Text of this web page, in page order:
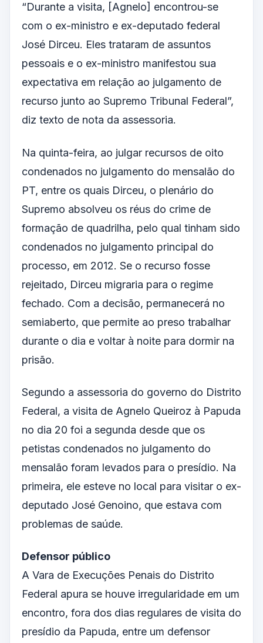
“Durante a visita, [Agnelo] encontrou-se
com o ex-ministro e ex-deputado federal
José Dirceu. Eles trataram de assuntos
pessoais e o ex-ministro manifestou sua
expectativa em relação ao julgamento de
recurso junto ao Supremo Tribunal Federal”,
diz texto de nota da assessoria.
Na quinta-feira, ao julgar recursos de oito
condenados no julgamento do mensalão do
PT, entre os quais Dirceu, o plenário do
Supremo absolveu os réus do crime de
formação de quadrilha, pelo qual tinham sido
condenados no julgamento principal do
processo, em 2012. Se o recurso fosse
rejeitado, Dirceu migraria para o regime
fechado. Com a decisão, permanecerá no
semiaberto, que permite ao preso trabalhar
durante o dia e voltar à noite para dormir na
prisão.
Segundo a assessoria do governo do Distrito
Federal, a visita de Agnelo Queiroz à Papuda
no dia 20 foi a segunda desde que os
petistas condenados no julgamento do
mensalão foram levados para o presídio. Na
primeira, ele esteve no local para visitar o ex-
deputado José Genoino, que estava com
problemas de saúde.
Defensor público
A Vara de Execuções Penais do Distrito
Federal apura se houve irregularidade em um
encontro, fora dos dias regulares de visita do
presídio da Papuda, entre um defensor